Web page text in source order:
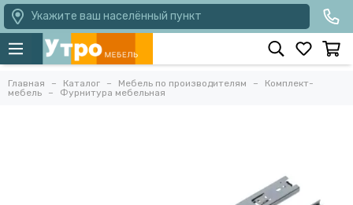
Укажите ваш населённый пункт
Главная Каталог Мебель по производителям
Комплект-
мебель
Фурнитура мебельная